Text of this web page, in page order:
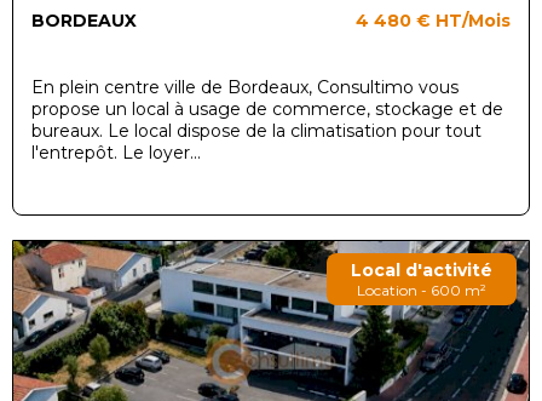
BORDEAUX 4 480 € HT/Mois
En plein centre ville de Bordeaux, Consultimo vous
propose un local à usage de commerce, stockage et de
bureaux. Le local dispose de la climatisation pour tout
l'entrepôt. Le loyer...
Local d'activité
Location - 600 m²